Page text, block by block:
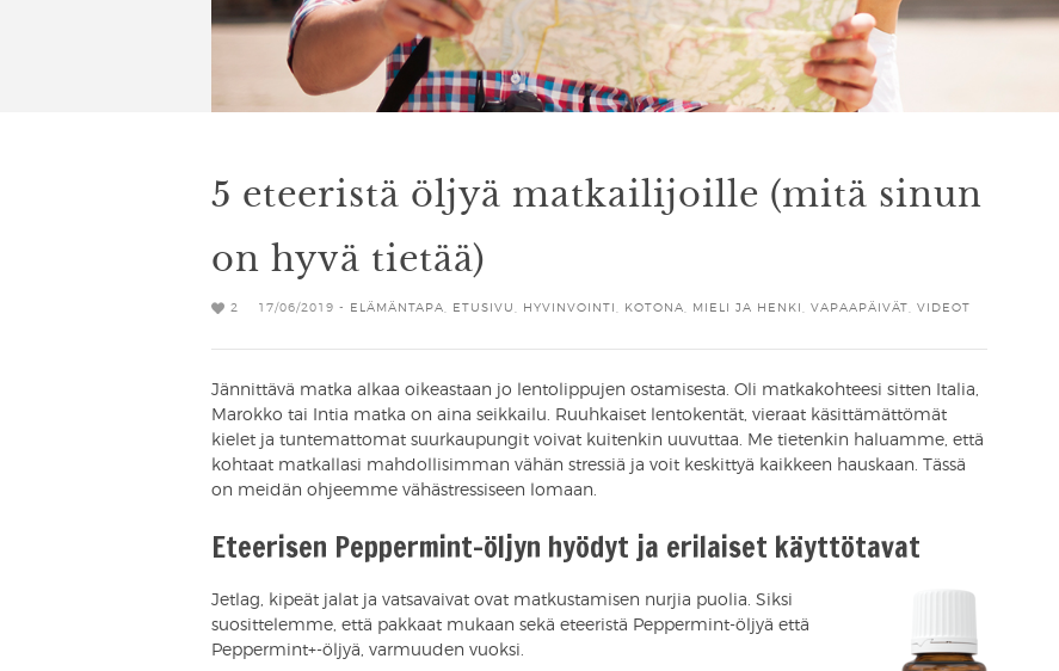
5 eteeristä öljyä matkailijoille (mitä sinun
on hyvä tietää)
2 17/06/2019 - ELÄMÄNTAPA ETUSIVU HYVINVOINTI KOTONA MIELI JA HENKI VAPAAPÄIVÄT VIDEOT
Jännittävä matka alkaa oikeastaan jo lentolippujen ostamisesta. Oli matkakohteesi sitten Italia,
Marokko tai Intia matka on aina seikkailu. Ruuhkaiset lentokentät, vieraat käsittämättömät
kielet ja tuntemattomat suurkaupungit voivat kuitenkin uuvuttaa. Me tietenkin haluamme, että
kohtaat matkallasi mahdollisimman vähän stressiä ja voit keskittyä kaikkeen hauskaan. Tässä
on meidän ohjeemme vähästressiseen lomaan.
Eteerisen Peppermint-öljyn hyödyt ja erilaiset käyttötavat
Jetlag, kipeät jalat ja vatsavaivat ovat matkustamisen nurjia puolia. Siksi
suosittelemme, että pakkaat mukaan sekä eteeristä Peppermint-öljyä että
Peppermint+-öljyä, varmuuden vuoksi.